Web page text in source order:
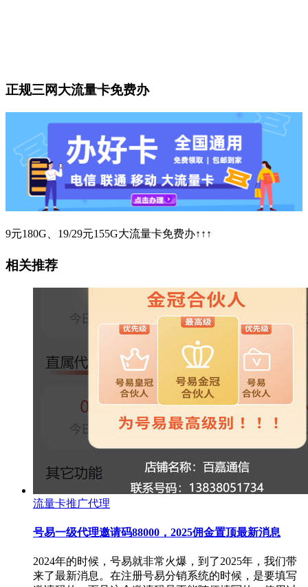
正规三网大流量卡免费办
9元180G、19/29元155G大流量卡免费办↑↑↑
相关推荐
流量卡推广代理
号易一级代理邀请码88000，2025佣金置顶最新消息
2024年的时候，号易就非常火爆，到了2025年，我们带
来了最新消息。在注册号易分销系统的时候，是要填写